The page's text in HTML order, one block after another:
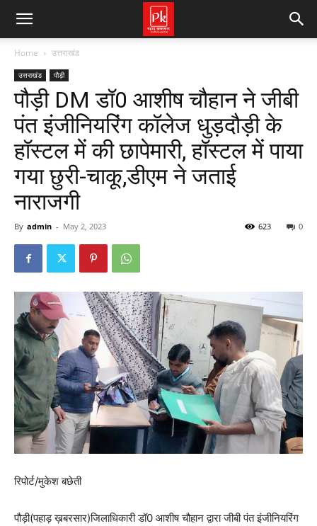
Home उत्तराखंड
उत्तराखंड पौड़ी
पौड़ी DM डॉ0 आशीष चौहान ने जीबी
पंत इंजीनियरिंग कॉलेज धुड़दौड़ी के
हॉस्टल में की छापेमारी, हॉस्टल में पाया
गया छुरी-चाकू,डीएम ने जताई
नाराजगी
By admin - May 2, 2023 0
623
रिपोर्ट/मुकेश बछेती
पौड़ी(पहाड़ ख़बरसार)जिलाधिकारी डॉ0 आशीष चौहान द्वारा जीबी पंत इंजीनियरिंग